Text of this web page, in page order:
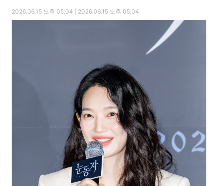
2026.06.15 오후 05:04 | 2026.06.15 오후 05:04